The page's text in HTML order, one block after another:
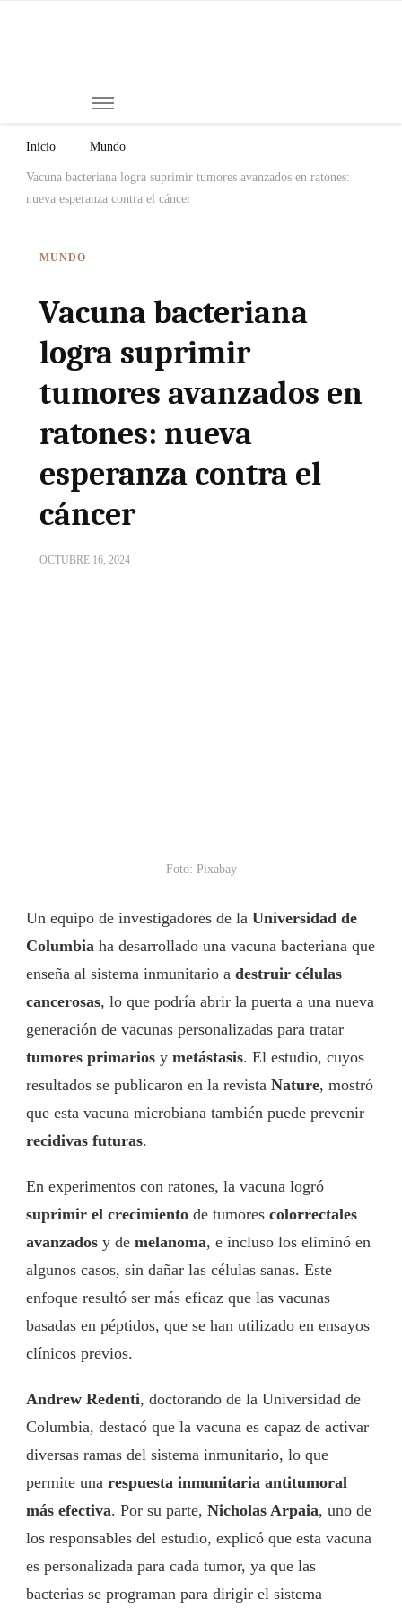
Inicio Mundo
Vacuna bacteriana logra suprimir tumores avanzados en ratones:
nueva esperanza contra el cáncer
MUNDO
Vacuna bacteriana
logra suprimir
tumores avanzados en
ratones: nueva
esperanza contra el
cáncer
OCTUBRE 16, 2024
Foto: Pixabay
Un equipo de investigadores de la Universidad de
Columbia ha desarrollado una vacuna bacteriana que
enseña al sistema inmunitario a destruir células
cancerosas, lo que podría abrir la puerta a una nueva
generación de vacunas personalizadas para tratar
tumores primarios y metástasis. El estudio, cuyos
resultados se publicaron en la revista Nature, mostró
que esta vacuna microbiana también puede prevenir
recidivas futuras.
En experimentos con ratones, la vacuna logró
suprimir el crecimiento de tumores colorrectales
avanzados y de melanoma, e incluso los eliminó en
algunos casos, sin dañar las células sanas. Este
enfoque resultó ser más eficaz que las vacunas
basadas en péptidos, que se han utilizado en ensayos
clínicos previos.
Andrew Redenti, doctorando de la Universidad de
Columbia, destacó que la vacuna es capaz de activar
diversas ramas del sistema inmunitario, lo que
permite una respuesta inmunitaria antitumoral
más efectiva. Por su parte, Nicholas Arpaia, uno de
los responsables del estudio, explicó que esta vacuna
es personalizada para cada tumor, ya que las
bacterias se programan para dirigir el sistema